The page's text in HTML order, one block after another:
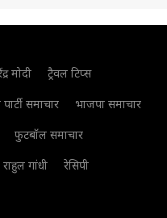
मोदी
ट्रैवल टिप्स
समाचार
भाजपा समाचार
फुटबॉल समाचार
राहुल गांधी
रेसिपी